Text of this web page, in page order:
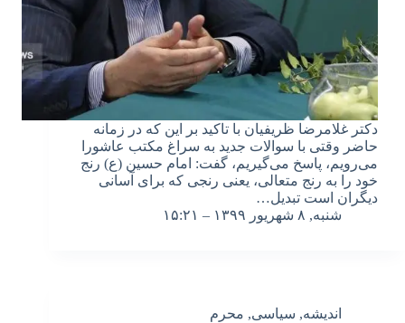
دکتر غلامرضا ظریفیان با تاکید بر این که در زمانه
حاضر وقتی با سوالات جدید به سراغ مکتب عاشورا
می‌رویم، پاسخ می‌گیریم، گفت: امام حسین (ع) رنج
خود را به رنج متعالی، یعنی رنجی که برای آسانی
دیگران است تبدیل…
شنبه, ۸ شهریور ۱۳۹۹ – ۱۵:۲۱
اندیشه, سیاسی, محرم